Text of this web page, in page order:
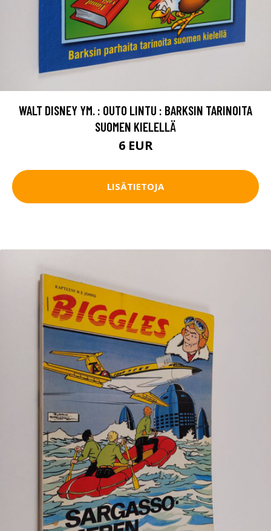
WALT DISNEY YM. : OUTO LINTU : BARKSIN TARINOITA
SUOMEN KIELELLÄ
6 EUR
LISÄTIETOJA